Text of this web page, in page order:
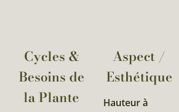
Cycles &
Besoins de
la Plante​
Aspect /
Esthétique
Hauteur à